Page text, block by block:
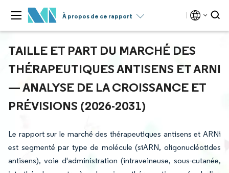
À propos de ce rapport
TAILLE ET PART DU MARCHÉ DES
THÉRAPEUTIQUES ANTISENS ET ARNI
— ANALYSE DE LA CROISSANCE ET
PRÉVISIONS (2026-2031)
Le rapport sur le marché des thérapeutiques antisens et ARNi
est segmenté par type de molécule (siARN, oligonucléotides
antisens), voie d'administration (intraveineuse, sous-cutanée,